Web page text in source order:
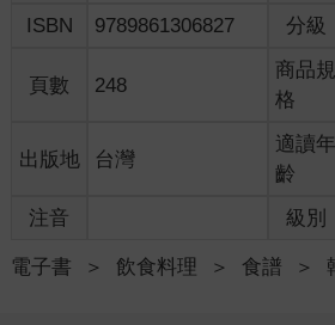
基本韓式湯鍋的湯頭怎麼熬得濃郁，又
在本書中，Kai主廚將以擔任全球頂級飯
從原理到實作，完整解析「韓國湯品為
無論是鯷魚、昆布、骨頭等基底高湯的
帶你用一本書，看懂湯底製作、風味搭
ISBN
9789861306827 分級
頁數 248
商品規
格
出版地 台灣
適讀年
齡
注音 級別
電子書 ＞ 飲食料理 ＞ 食譜 ＞